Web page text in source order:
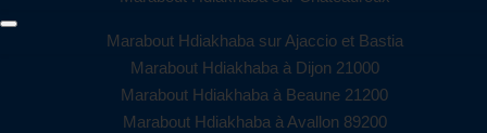
Marabout Hdiakhaba sur Ajaccio et Bastia
Marabout Hdiakhaba à Dijon 21000
Marabout Hdiakhaba à Beaune 21200
Marabout Hdiakhaba à Avallon 89200